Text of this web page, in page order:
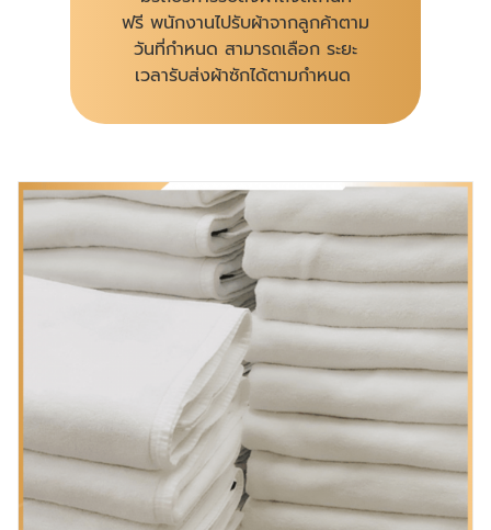
ฟรี พนักงานไปรับผ้าจากลูกค้าตาม
วันที่กำหนด สามารถเลือก ระยะ
เวลารับส่งผ้าซักได้ตามกำหนด